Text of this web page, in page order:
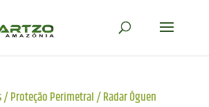
/Proteção Perimetral/Radar Ôguen